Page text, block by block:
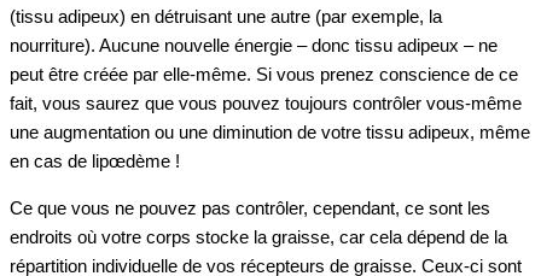
(tissu adipeux) en détruisant une autre (par exemple, la
nourriture). Aucune nouvelle énergie – donc tissu adipeux – ne
peut être créée par elle-même. Si vous prenez conscience de ce
fait, vous saurez que vous pouvez toujours contrôler vous-même
une augmentation ou une diminution de votre tissu adipeux, même
en cas de lipœdème !
Ce que vous ne pouvez pas contrôler, cependant, ce sont les
endroits où votre corps stocke la graisse, car cela dépend de la
répartition individuelle de vos récepteurs de graisse. Ceux-ci sont